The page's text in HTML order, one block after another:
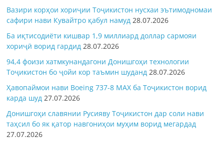
Вазири корҳои хориҷии Тоҷикистон нусхаи эътимодномаи
сафири нави Кувайтро қабул намуд 28.07.2026
Ба иқтисодиёти кишвар 1,9 миллиард доллар сармояи
хориҷӣ ворид гардид 28.07.2026
94,4 фоизи хатмкунандагони Донишгоҳи технологии
Тоҷикистон бо ҷойи кор таъмин шуданд 28.07.2026
Ҳавопаймои нави Boeing 737-8 MAX ба Тоҷикистон ворид
карда шуд 27.07.2026
Донишгоҳи славянии Русияву Тоҷикистон дар соли нави
таҳсил бо як қатор навгониҳои муҳим ворид мегардад
27.07.2026